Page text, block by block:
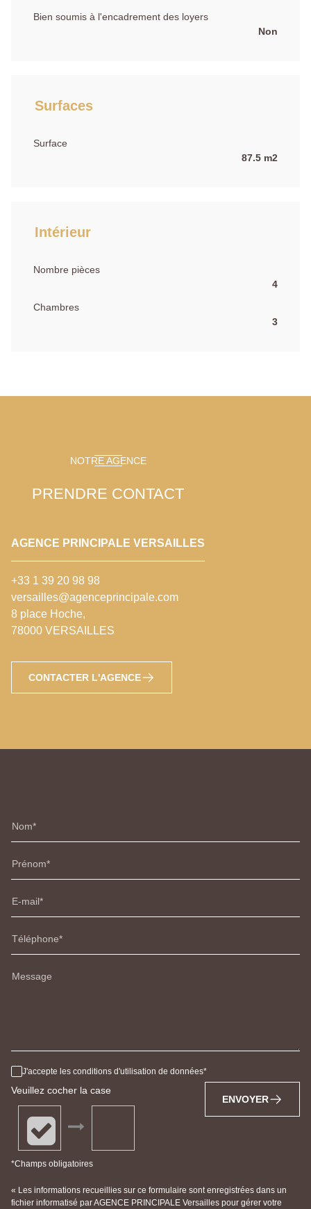
Bien soumis à l'encadrement des loyers
Non
Surfaces
Surface
87.5 m2
Intérieur
Nombre pièces
4
Chambres
3
NOTRE AGENCE
PRENDRE CONTACT
AGENCE PRINCIPALE VERSAILLES
+33 1 39 20 98 98
versailles@agenceprincipale.com
8 place Hoche,
78000 VERSAILLES
CONTACTER L'AGENCE
Nom
Prénom
E-mail
Téléphone
Message
J'accepte les conditions d'utilisation de données
Veuillez cocher la case
*Champs obligatoires
ENVOYER
« Les informations recueillies sur ce formulaire sont enregistrées dans un
fichier informatisé par AGENCE PRINCIPALE Versailles pour gérer votre